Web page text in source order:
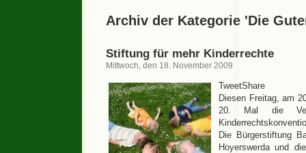
Archiv der Kategorie 'Die
Stiftung für mehr Kinderrechte
Mittwoch, den 18. November 2009
TweetShare
Diesen Freitag, am
20. Mal die
Die Bürgerstiftung
Hoyerswerda und